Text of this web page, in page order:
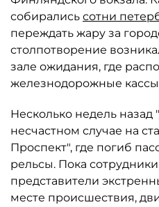
собирались сотни
переждать жару за
столпотворение
зале ожидания, где
железнодорожные
Несколько недель назад
несчастном случае на
Проспект", где погиб
рельсы. Пока
представители
месте происшествия,